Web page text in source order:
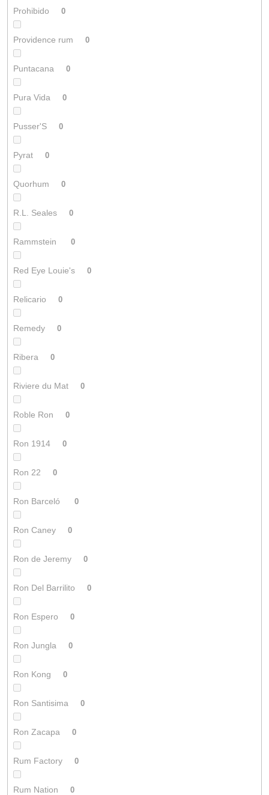
Prohibido 0
Providence rum 0
Puntacana 0
Pura Vida 0
Pusser'S 0
Pyrat 0
Quorhum 0
R.L. Seales 0
Rammstein 0
Red Eye Louie's 0
Relicario 0
Remedy 0
Ribera 0
Riviere du Mat 0
Roble Ron 0
Ron 1914 0
Ron 22 0
Ron Barceló 0
Ron Caney 0
Ron de Jeremy 0
Ron Del Barrilito 0
Ron Espero 0
Ron Jungla 0
Ron Kong 0
Ron Santisima 0
Ron Zacapa 0
Rum Factory 0
Rum Nation 0